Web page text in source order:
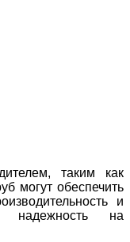
таким как
могут обеспечить
и
надежность на